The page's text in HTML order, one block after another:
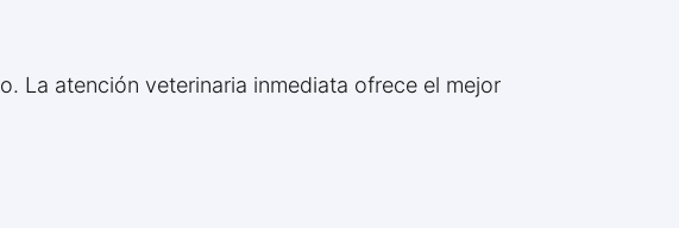
La atención veterinaria inmediata ofrece el mejor